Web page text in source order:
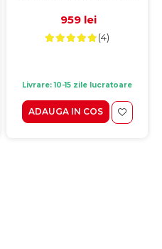
vara/fata iarna
959 lei
(4)
Livrare: 10-15 zile lucratoare
ADAUGA IN COS